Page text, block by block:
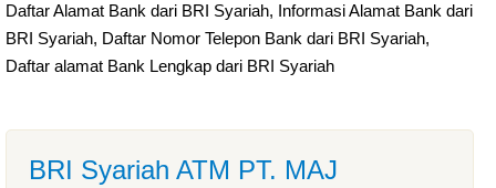
Daftar Alamat Bank dari BRI Syariah, Informasi Alamat Bank dari
BRI Syariah, Daftar Nomor Telepon Bank dari BRI Syariah,
Daftar alamat Bank Lengkap dari BRI Syariah
BRI Syariah ATM PT. MAJ